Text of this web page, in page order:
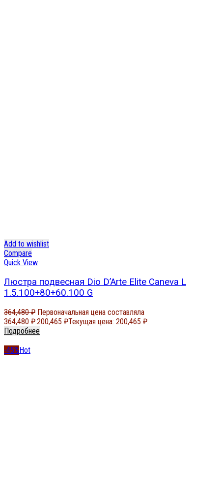
Add to wishlist
Compare
Quick View
Люстра подвесная Dio D’Arte Elite Caneva L
1.5.100+80+60.100 G
364,480₽ Первоначальная цена составляла
364,480 ₽.200,465 ₽Текущая цена: 200,465 ₽.
Подробнее
-45%Hot